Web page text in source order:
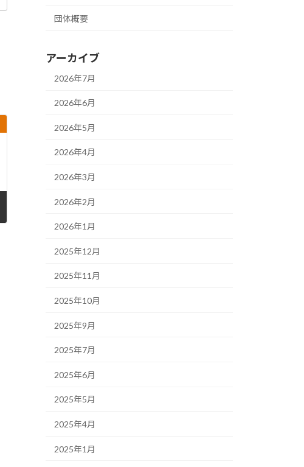
団体概要
アーカイブ
2026年7月
2026年6月
2026年5月
2026年4月
2026年3月
2026年2月
2026年1月
2025年12月
2025年11月
2025年10月
2025年9月
2025年7月
2025年6月
2025年5月
2025年4月
2025年1月